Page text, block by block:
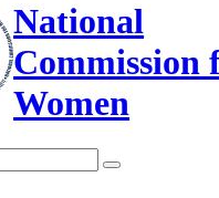
National
Commission
Women
search